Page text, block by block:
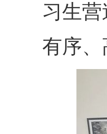
习生
有序、